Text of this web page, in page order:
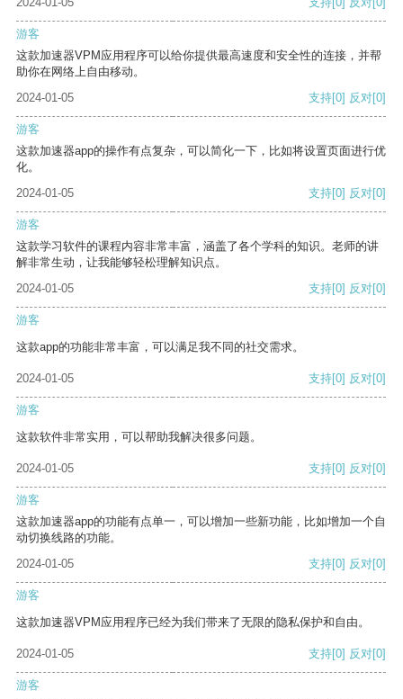
游客
这款加速器VPM应用程序可以给你提供最高速度和安全性的连接，并帮
助你在网络上自由移动。
2024-01-05
支持[0] 反对[0]
游客
这款加速器app的操作有点复杂，可以简化一下，比如将设置页面进行优
化。
2024-01-05
支持[0] 反对[0]
游客
这款学习软件的课程内容非常丰富，涵盖了各个学科的知识。老师的讲
解非常生动，让我能够轻松理解知识点。
2024-01-05
支持[0] 反对[0]
游客
这款app的功能非常丰富，可以满足我不同的社交需求。
2024-01-05 支持[0] 反对[0]
游客
这款软件非常实用，可以帮助我解决很多问题。
2024-01-05 支持[0] 反对[0]
游客
这款加速器app的功能有点单一，可以增加一些新功能，比如增加一个自
动切换线路的功能。
2024-01-05
支持[0] 反对[0]
游客
这款加速器VPM应用程序已经为我们带来了无限的隐私保护和自由。
2024-01-05 支持[0] 反对[0]
游客